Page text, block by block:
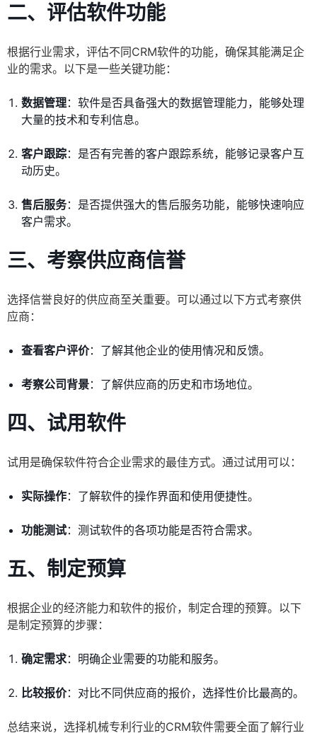
二、评估软件功能
根据行业需求，评估不同CRM软件的功能，确保其能满足企
业的需求。以下是一些关键功能：
数据管理：软件是否具备强大的数据管理能力，能够处理
大量的技术和专利信息。
客户跟踪：是否有完善的客户跟踪系统，能够记录客户互
动历史。
售后服务：是否提供强大的售后服务功能，能够快速响应
客户需求。
三、考察供应商信誉
选择信誉良好的供应商至关重要。可以通过以下方式考察供
应商：
查看客户评价：了解其他企业的使用情况和反馈。
考察公司背景：了解供应商的历史和市场地位。
四、试用软件
试用是确保软件符合企业需求的最佳方式。通过试用可以：
实际操作：了解软件的操作界面和使用便捷性。
功能测试：测试软件的各项功能是否符合需求。
五、制定预算
根据企业的经济能力和软件的报价，制定合理的预算。以下
是制定预算的步骤：
确定需求：明确企业需要的功能和服务。
比较报价：对比不同供应商的报价，选择性价比最高的。
总结来说，选择机械专利行业的CRM软件需要全面了解行业